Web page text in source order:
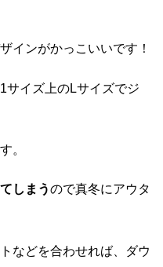
インがかっこいいです！
サイズ上のLサイズでジ
。
しまうので真冬にアウタ
などを合わせれば、ダウ